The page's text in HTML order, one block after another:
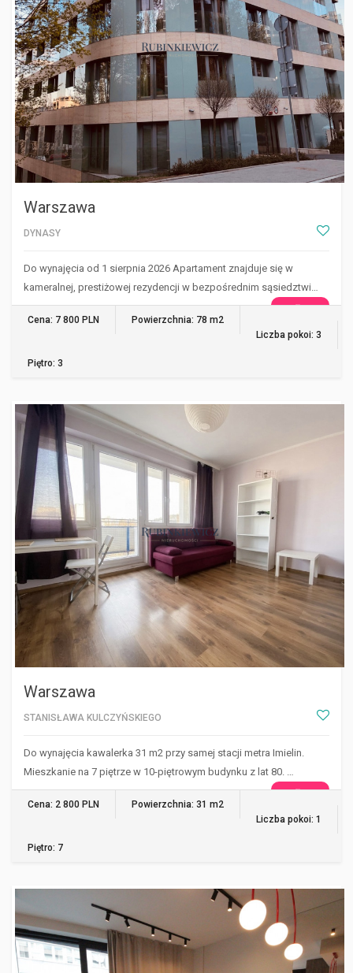
Warszawa
DYNASY
Do wynajęcia od 1 sierpnia 2026 Apartament znajduje się w
kameralnej, prestiżowej rezydencji w bezpośrednim sąsiedztwi…
WIĘCEJ
Cena: 7 800 PLN
Powierzchnia: 78 m2
Liczba pokoi: 3
Piętro: 3
WARSZAWA
Warszawa
STANISŁAWA KULCZYŃSKIEGO
Do wynajęcia kawalerka 31 m2 przy samej stacji metra Imielin.
Mieszkanie na 7 piętrze w 10-piętrowym budynku z lat 80. …
WIĘCEJ
Cena: 2 800 PLN
Powierzchnia: 31 m2
Liczba pokoi: 1
Piętro: 7